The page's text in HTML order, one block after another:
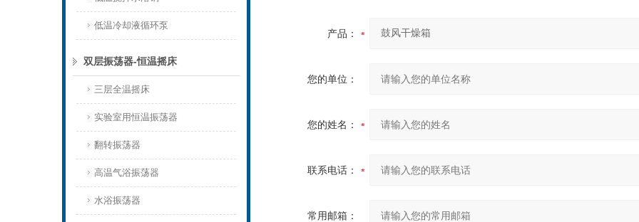
低温冷却液循环泵
双层振荡器-恒温摇床
三层全温摇床
实验室用恒温振荡器
翻转振荡器
高温气浴振荡器
水浴振荡器
产品：
您的单位：
您的姓名：
联系电话：
常用邮箱：